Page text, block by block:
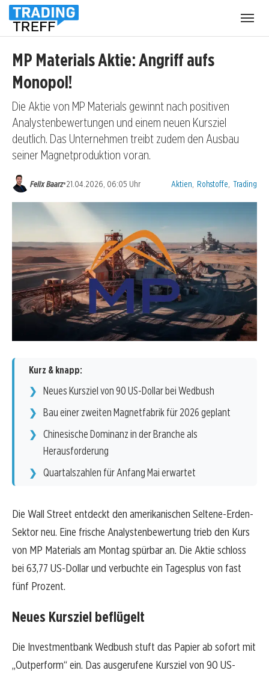
MP Materials Aktie: Angriff aufs
Monopol!
Die Aktie von MP Materials gewinnt nach positiven
Analystenbewertungen und einem neuen Kursziel
deutlich. Das Unternehmen treibt zudem den Ausbau
seiner Magnetproduktion voran.
Felix Baarz•21.04.2026, 06:05 Uhr Kategorien:
Aktien Rohstoffe Trading
Kurz & knapp:
Neues Kursziel von 90 US-Dollar bei Wedbush
Bau einer zweiten Magnetfabrik für 2026 geplant
Chinesische Dominanz in der Branche als
Herausforderung
Quartalszahlen für Anfang Mai erwartet
Die Wall Street entdeckt den amerikanischen Seltene-Erden-
Sektor neu. Eine frische Analystenbewertung trieb den Kurs
von MP Materials am Montag spürbar an. Die Aktie schloss
bei 63,77 US-Dollar und verbuchte ein Tagesplus von fast
fünf Prozent.
Neues Kursziel beflügelt
Die Investmentbank Wedbush stuft das Papier ab sofort mit
„Outperform“ ein. Das ausgerufene Kursziel von 90 US-